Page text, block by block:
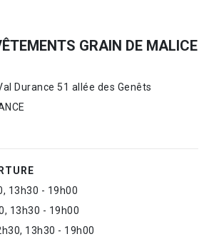
GRAIN DE MALICE
Durance 51 allée des Genêts
13h30 - 19h00
13h30 - 19h00
13h30 - 19h00